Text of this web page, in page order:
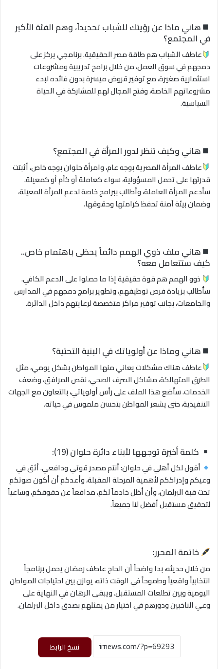
هاني ماذا عن رؤيتك للشباب تحديداً، وهم الفئة الأكبر
في المجتمع؟
عاطف الشباب هم طاقة مصر الحقيقية. برنامجي يركز على
دمجهم في سوق العمل، من خلال برامج تدريبية ومشروعات
استثمارية صغيرة، مع توفير قروض ميسرة بدون فائده لبدء
مشروعاتهم الخاصة، وفتح المجال لهم للمشاركة في الحياة
السياسية.
هاني وكيف تنظر لدور المرأة في المجتمع؟
عاطف المرأة المصرية بوجه عام، وامرأة حلوان بوجه خاص، أثبتت
قدرتها على تحمل المسؤولية، سواء كعاملة أو كأم أو كمعيلة.
سأدعم المرأة العاملة، وأطالب ببرامج خاصة لدعم المرأة المعيلة،
وضمان بيئة آمنة تحفظ كرامتها وحقوقها.
هاني ملف ذوي الهمم دائماً يحظى باهتمام خاص..
كيف ستتعامل معه؟
ذوو الهمم هم قوة حقيقية إذا ما حصلوا على الدعم الكافي.
سأطالب بزيادة فرص توظيفهم، وتطوير برامج دمجهم في المدارس
والجامعات، بجانب توفير مراكز متخصصة لرعايتهم داخل الدائرة.
هاني وماذا عن أولوياتك في البنية التحتية؟
عاطف هناك مشكلات يعاني منها المواطن بشكل يومي، مثل
الطرق المتهالكة، مشاكل الصرف الصحي، نقص المرافق، وضعف
الخدمات. سأضع هذا الملف على رأس أولوياتي، بالتعاون مع الجهات
التنفيذية، حتى يشعر المواطن بتحسن ملموس في حياته.
كلمة أخيرة توجهها لأبناء دائرة حلوان (19):
أقول لكل أهلي في حلوان: أنتم مصدر قوتي ودافعي. أثق في
وعيكم وإدراككم لأهمية المرحلة المقبلة، وأعدكم أن أكون صوتكم
تحت قبة البرلمان، وأن أظل خادماً لكم، مدافعاً عن حقوقكم، وساعياً
لتحقيق مستقبل أفضل لنا جميعاً.
خاتمة المحرر:
من خلال حديثه، بدا واضحاً أن الحاج عاطف رمضان يحمل برنامجاً
انتخابياً واقعياً وطموحاً في الوقت ذاته، يوازن بين احتياجات المواطن
اليومية وبين تطلعات المستقبل. ويبقى الرهان في النهاية على
وعي الناخبين ودورهم في اختيار من يمثلهم بصدق داخل البرلمان.
نسخ الرابط